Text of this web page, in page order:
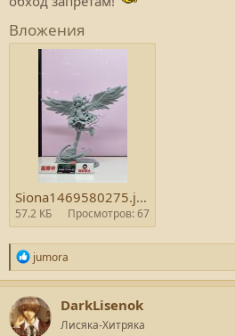
Вложения
Siona1469580275.jpg
57.2 КБ Просмотров: 67
Р
е
а
к
ц
и
jumora
DarkLisenok
Лисяка-Хитряка